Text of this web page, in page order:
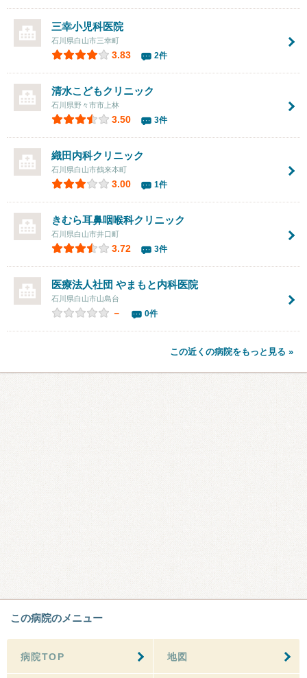
三幸小児科医院
石川県白山市三幸町
3.83 2件
清水こどもクリニック
石川県野々市市上林
3.50 3件
織田内科クリニック
石川県白山市鶴来本町
3.00 1件
きむら耳鼻咽喉科クリニック
石川県白山市井口町
3.72 3件
医療法人社団 やまもと内科医院
石川県白山市山島台
－ 0件
この近くの病院をもっと見る »
この病院のメニュー
病院TOP 地図